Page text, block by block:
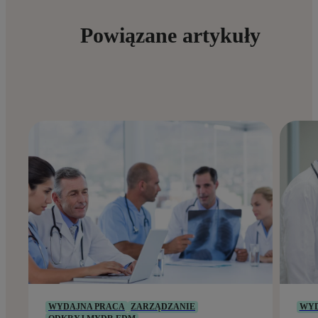
Powiązane artykuły
WYDAJNA PRACA
ZARZĄDZANIE